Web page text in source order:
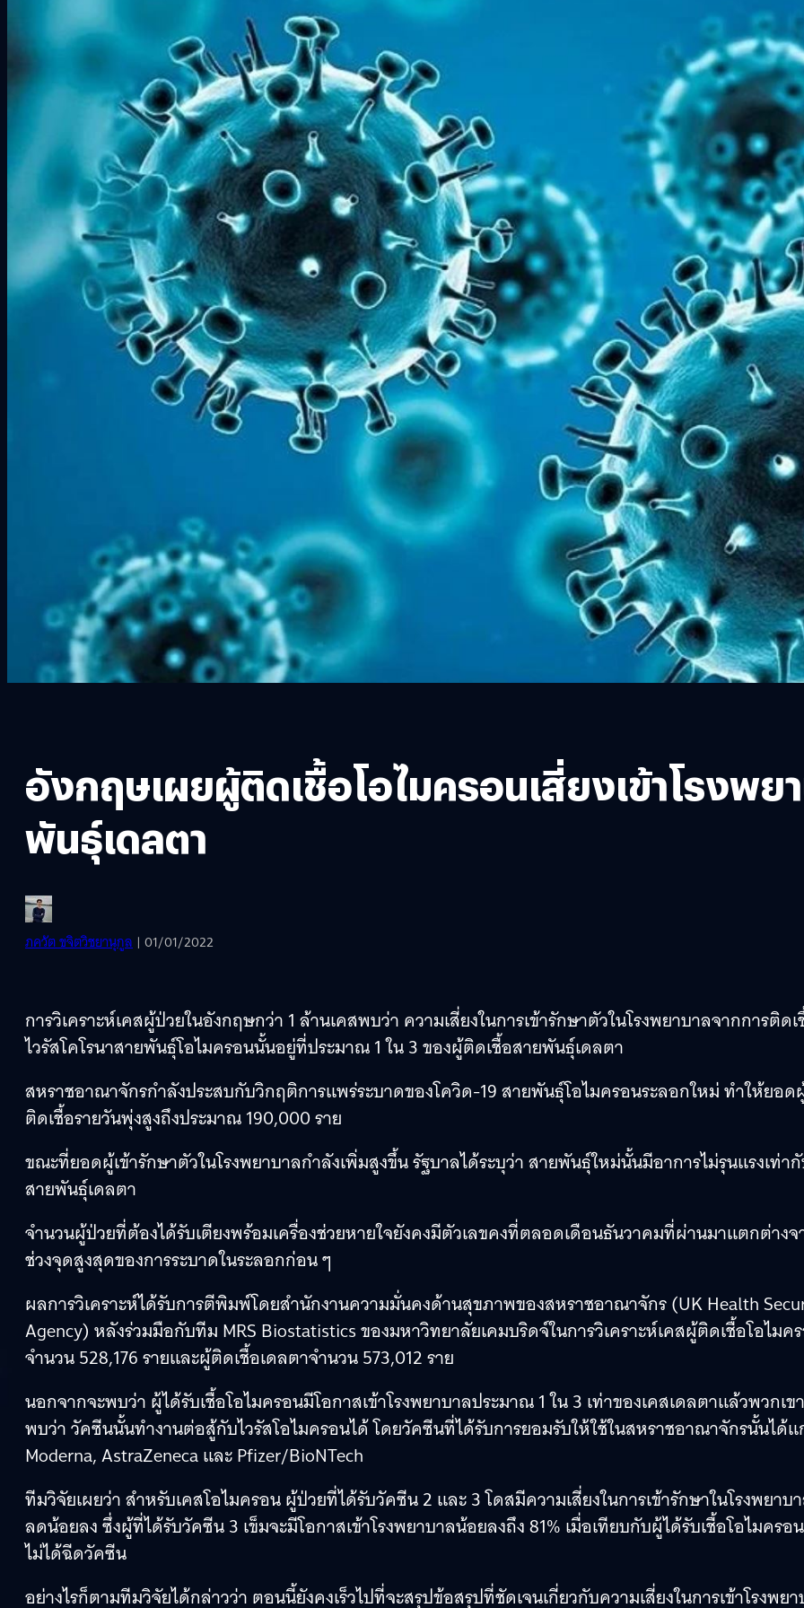
อังกฤษเผยผู้ติดเชื้อโอไมครอนเสี่ยงเข้าโรงพย
พันธุ์เดลตา
ภควัต ขจิตวิชยานุกูล | 01/01/2022
การวิเคราะห์เคสผู้ป่วยในอังกฤษกว่า 1 ล้านเคสพบว่า ความเสี่ยงในการเข้ารักษาตัวในโรงพยาบาลจากการติดเ
ไวรัสโคโรนาสายพันธุ์โอไมครอนนั้นอยู่ที่ประมาณ 1 ใน 3 ของผู้ติดเชื้อสายพันธุ์เดลตา
สหราชอาณาจักรกำลังประสบกับวิกฤติการแพร่ระบาดของโควิด-19 สายพันธุ์โอไมครอนระลอกใหม่ ทำให้ยอด
ติดเชื้อรายวันพุ่งสูงถึงประมาณ 190,000 ราย
ขณะที่ยอดผู้เข้ารักษาตัวในโรงพยาบาลกำลังเพิ่มสูงขึ้น รัฐบาลได้ระบุว่า สายพันธุ์ใหม่นั้นมีอาการไม่รุนแรงเท่า
สายพันธุ์เดลตา
จำนวนผู้ป่วยที่ต้องได้รับเตียงพร้อมเครื่องช่วยหายใจยังคงมีตัวเลขคงที่ตลอดเดือนธันวาคมที่ผ่านมาแตกต่างจ
ช่วงจุดสูงสุดของการระบาดในระลอกก่อน ๆ
ผลการวิเคราะห์ได้รับการตีพิมพ์โดยสำนักงานความมั่นคงด้านสุขภาพของสหราชอาณาจักร (UK Health
Agency) หลังร่วมมือกับทีม MRS Biostatistics ของมหาวิทยาลัยเคมบริดจ์ในการวิเคราะห์เคสผู้ติดเชื้อโอไมค
จำนวน 528,176 รายและผู้ติดเชื้อเดลตาจำนวน 573,012 ราย
นอกจากจะพบว่า ผู้ได้รับเชื้อโอไมครอนมีโอกาสเข้าโรงพยาบาลประมาณ 1 ใน 3 เท่าของเคสเดลตาแล้วพวกเข
พบว่า วัคซีนนั้นทำงานต่อสู้กับไวรัสโอไมครอนได้ โดยวัคซีนที่ได้รับการยอมรับให้ใช้ในสหราชอาณาจักรนั้นได้
Moderna, AstraZeneca และ Pfizer/BioNTech
ทีมวิจัยเผยว่า สำหรับเคสโอไมครอน ผู้ป่วยที่ได้รับวัคซีน 2 และ 3 โดสมีความเสี่ยงในการเข้ารักษาในโรงพยาบ
ลดน้อยลง ซึ่งผู้ที่ได้รับวัคซีน 3 เข็มจะมีโอกาสเข้าโรงพยาบาลน้อยลงถึง 81% เมื่อเทียบกับผู้ได้รับเชื้อโอไมครอ
ไม่ได้ฉีดวัคซีน
อย่างไรก็ตามทีมวิจัยได้กล่าวว่า ตอนนี้ยังคงเร็วไปที่จะสรุปข้อสรุปที่ชัดเจนเกี่ยวกับความเสี่ยงในการเข้าโรงพย